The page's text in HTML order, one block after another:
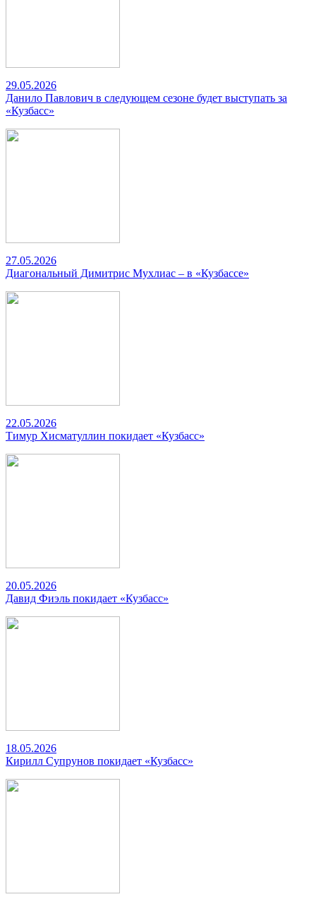
29.05.2026
Данило Павлович в следующем сезоне будет выступать за
«Кузбасс»
27.05.2026
Диагональный Димитрис Мухлиас – в «Кузбассе»
22.05.2026
Тимур Хисматуллин покидает «Кузбасс»
20.05.2026
Давид Фиэль покидает «Кузбасс»
18.05.2026
Кирилл Супрунов покидает «Кузбасс»